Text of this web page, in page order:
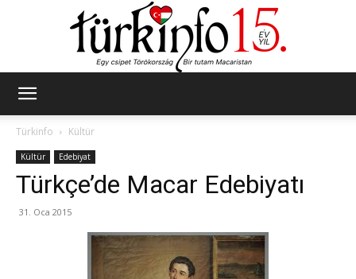
Türkinfo
Kültür
Kültür Edebiyat
Türkçe’de Macar Edebiyatı
31. Oca 2015